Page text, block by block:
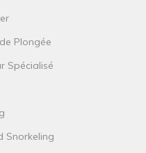
Plongée
Spécialisé
Snorkeling